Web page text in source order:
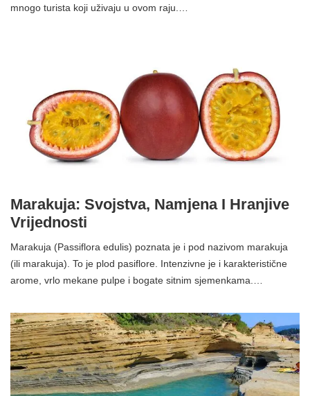
mnogo turista koji uživaju u ovom raju.…
Marakuja: Svojstva, Namjena I Hranjive
Vrijednosti
Marakuja (Passiflora edulis) poznata je i pod nazivom marakuja
(ili marakuja). To je plod pasiflore. Intenzivne je i karakteristične
arome, vrlo mekane pulpe i bogate sitnim sjemenkama.…